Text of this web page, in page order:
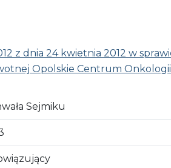
z dnia 24 kwietnia 2012 w
Opolskie Centrum
Sejmiku